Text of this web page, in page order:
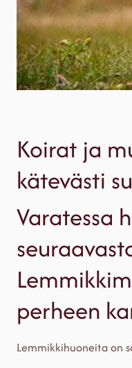
Koirat ja
kätevästi
Varatessa
perheen
Lemmikkihuoneita on